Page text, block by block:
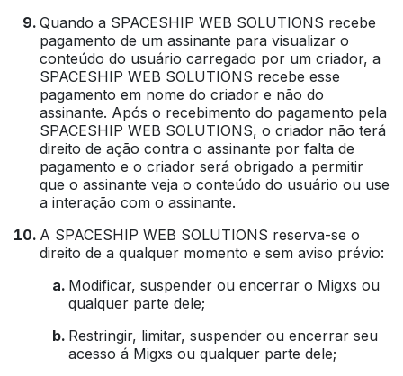
Quando a SPACESHIP WEB SOLUTIONS recebe
pagamento de um assinante para visualizar o
conteúdo do usuário carregado por um criador, a
SPACESHIP WEB SOLUTIONS recebe esse
pagamento em nome do criador e não do
assinante. Após o recebimento do pagamento pela
SPACESHIP WEB SOLUTIONS, o criador não terá
direito de ação contra o assinante por falta de
pagamento e o criador será obrigado a permitir
que o assinante veja o conteúdo do usuário ou use
a interação com o assinante.
A SPACESHIP WEB SOLUTIONS reserva-se o
direito de a qualquer momento e sem aviso prévio:
Modificar, suspender ou encerrar o Migxs ou
qualquer parte dele;
Restringir, limitar, suspender ou encerrar seu
acesso á Migxs ou qualquer parte dele;